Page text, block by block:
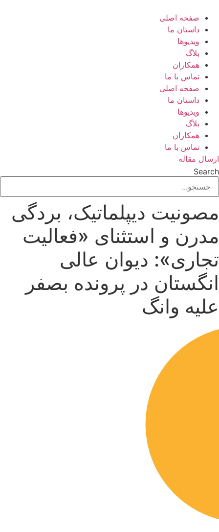
محتوا
صفحه اصلی
داستان ما
ویدیوها
بلاگ
همکاران
تماس با ما
صفحه اصلی
داستان ما
ویدیوها
بلاگ
همکاران
تماس با ما
ارسال مقاله
Search
مصونیت دیپلماتیک، بردگی
مدرن و استثنای «فعالیت
تجاری»: دیوان عالی
انگستان در پرونده بصفر
علیه وانگ